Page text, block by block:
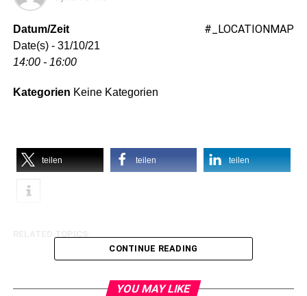
#_LOCATIONMAP
Datum/Zeit
Date(s) - 31/10/21
14:00 - 16:00
Kategorien Keine Kategorien
teilen teilen teilen
CONTINUE READING
YOU MAY LIKE